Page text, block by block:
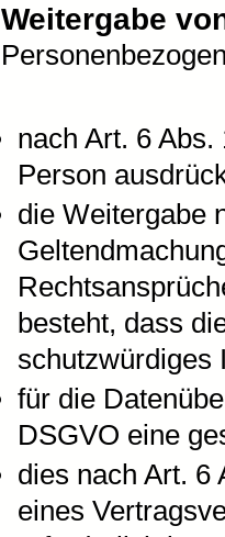
Weitergabe
nach Art. 6
Person
die Weitergabe
besteht, dass
schutzwürdiges
für die
DSGVO eine
dies nach Art. 6
eines